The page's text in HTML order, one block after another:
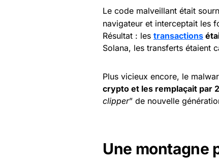
Le code malveillant était
navigateur et interceptait les
Résultat : les transactions
Solana, les transferts étaient
Plus vicieux encore, le
crypto et les remplaçait par
clipper” de nouvelle
Une montagne